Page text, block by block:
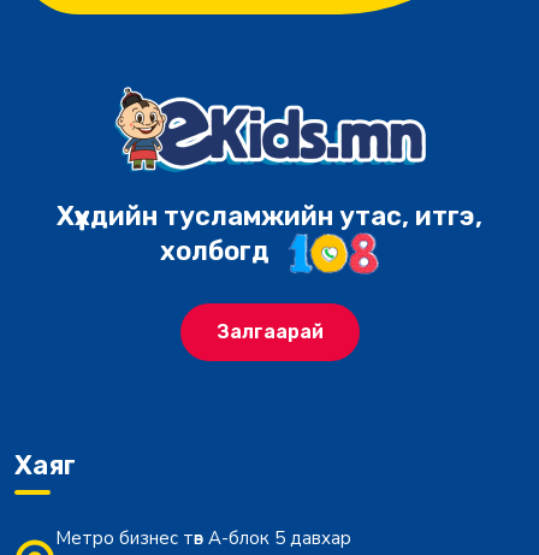
Хүүхдийн тусламжийн утас, итгэ,
холбогд
Залгаарай
Хаяг
Метро бизнес төв А-блок 5 давхар